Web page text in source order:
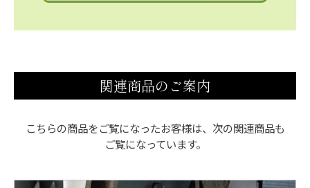
関連商品のご案内
こちらの商品をご覧になったお客様は、次の関連商品も
ご覧になっています。